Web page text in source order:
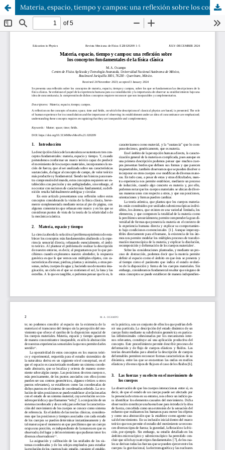
Materia, espacio, tiempo y campos: una reflexión sobre los conceptos fundamentales de la física clásica